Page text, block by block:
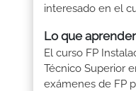
interesado en el
Lo que
El curso FP
Técnico Superior
exámenes de FP